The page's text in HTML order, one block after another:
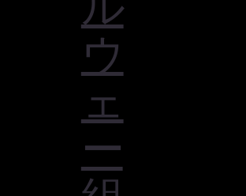
ウ
ェ
ー